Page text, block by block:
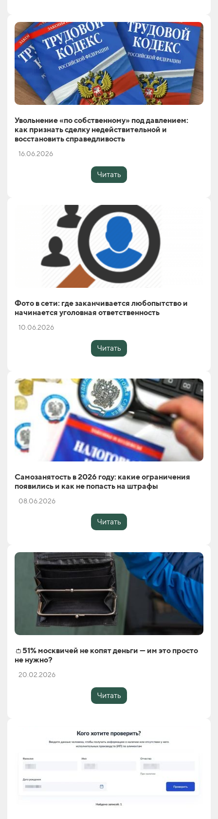
Увольнение «по собственному» под давлением:
как признать сделку недействительной и
восстановить справедливость
16.06.2026
Читать
Фото в сети: где заканчивается любопытство и
начинается уголовная ответственность
10.06.2026
Читать
Самозанятость в 2026 году: какие ограничения
появились и как не попасть на штрафы
08.06.2026
Читать
👛51% москвичей не копят деньги — им это просто
не нужно?
20.02.2026
Читать